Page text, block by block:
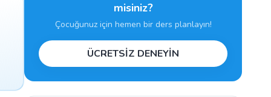
misiniz?
Çocuğunuz için hemen bir ders planlayın!
ÜCRETSİZ DENEYİN